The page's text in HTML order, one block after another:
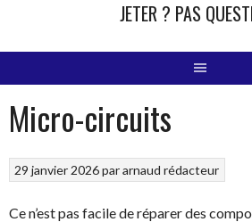
JETER ? PAS
Micro-circuits
29 janvier 2026pararnaud rédacteur
Ce n’est pas facile de réparer des